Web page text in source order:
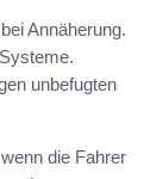
Annäherung.
unbefugten
die Fahrer